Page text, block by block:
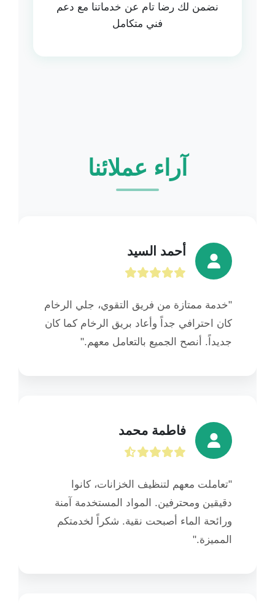
نضمن لك رضا تام عن خدماتنا مع دعم
فني متكامل
آراء عملائنا
أحمد السيد
"خدمة ممتازة من فريق التقوي، جلي الرخام
كان احترافي جداً وأعاد بريق الرخام كما كان
جديداً. أنصح الجميع بالتعامل معهم."
فاطمة محمد
"تعاملت معهم لتنظيف الخزانات، كانوا
دقيقين ومحترفين. المواد المستخدمة آمنة
ورائحة الماء أصبحت نقية. شكراً لخدمتكم
المميزة."